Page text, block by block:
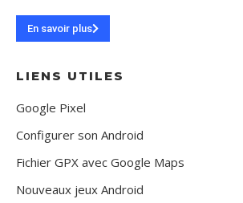
En savoir plus
LIENS UTILES
Google Pixel
Configurer son Android
Fichier GPX avec Google Maps
Nouveaux jeux Android